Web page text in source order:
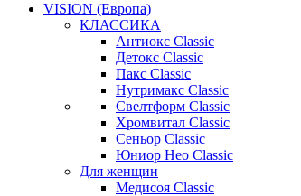
VISION (Европа)
КЛАССИКА
Антиокс Classic
Детокс Classic
Пакс Classic
Нутримакс Classic
Свелтформ Classic
Хромвитал Classic
Сеньор Classic
Юниор Нео Classic
Для женщин
Медисоя Classic